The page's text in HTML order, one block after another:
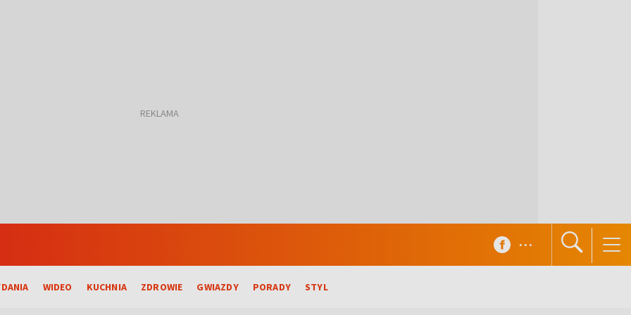
WIDEO KUCHNIA ZDROWIE GWIAZDY PORADY STYL
...